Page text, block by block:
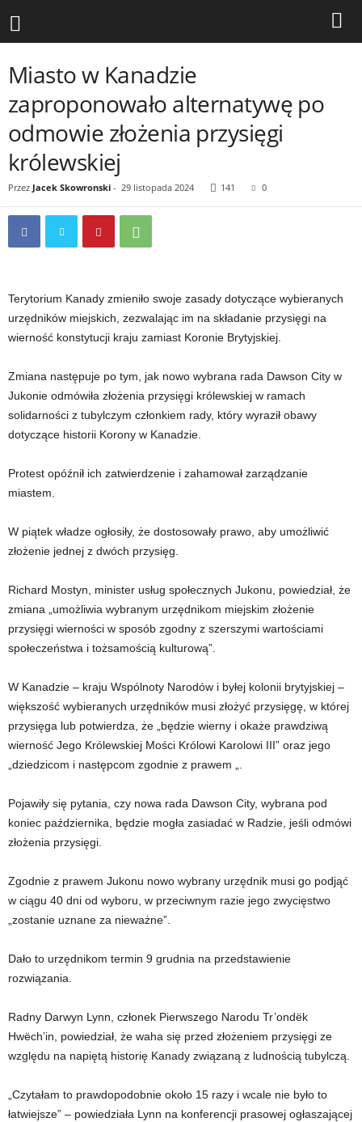
Miasto w Kanadzie
zaproponowało alternatywę po
odmowie złożenia przysięgi
królewskiej
Przez Jacek Skowronski - 29 listopada 2024 141 0
Terytorium Kanady zmieniło swoje zasady dotyczące wybieranych
urzędników miejskich, zezwalając im na składanie przysięgi na
wierność konstytucji kraju zamiast Koronie Brytyjskiej.
Zmiana następuje po tym, jak nowo wybrana rada Dawson City w
Jukonie odmówiła złożenia przysięgi królewskiej w ramach
solidarności z tubylczym członkiem rady, który wyraził obawy
dotyczące historii Korony w Kanadzie.
Protest opóźnił ich zatwierdzenie i zahamował zarządzanie
miastem.
W piątek władze ogłosiły, że dostosowały prawo, aby umożliwić
złożenie jednej z dwóch przysięg.
Richard Mostyn, minister usług społecznych Jukonu, powiedział, że
zmiana „umożliwia wybranym urzędnikom miejskim złożenie
przysięgi wierności w sposób zgodny z szerszymi wartościami
społeczeństwa i tożsamością kulturową”.
W Kanadzie – kraju Wspólnoty Narodów i byłej kolonii brytyjskiej –
większość wybieranych urzędników musi złożyć przysięgę, w której
przysięga lub potwierdza, że ​​„będzie wierny i okaże prawdziwą
wierność Jego Królewskiej Mości Królowi Karolowi III” oraz jego
„dziedzicom i następcom zgodnie z prawem „.
Pojawiły się pytania, czy nowa rada Dawson City, wybrana pod
koniec października, będzie mogła zasiadać w Radzie, jeśli odmówi
złożenia przysięgi.
Zgodnie z prawem Jukonu nowo wybrany urzędnik musi go podjąć
w ciągu 40 dni od wyboru, w przeciwnym razie jego zwycięstwo
„zostanie uznane za nieważne”.
Dało to urzędnikom termin 9 grudnia na przedstawienie
rozwiązania.
Radny Darwyn Lynn, członek Pierwszego Narodu Tr’ondëk
Hwëch’in, powiedział, że waha się przed złożeniem przysięgi ze
względu na napiętą historię Kanady związaną z ludnością tubylczą.
„Czytałam to prawdopodobnie około 15 razy i wcale nie było to
łatwiejsze” – powiedziała Lynn na konferencji prasowej ogłaszającej